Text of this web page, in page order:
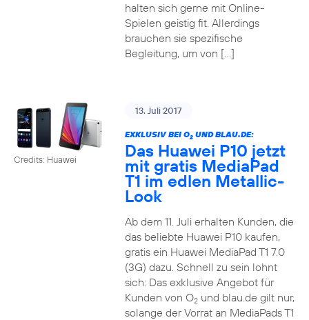
halten sich gerne mit Online-
Spielen geistig fit. Allerdings
brauchen sie spezifische
Begleitung, um von […]
Credits: Huawei
13. Juli 2017
EXKLUSIV BEI O2UND BLAU.DE:
Das Huawei P10 jetzt
mit gratis MediaPad
T1 im edlen Metallic-
Look
Ab dem 11. Juli erhalten Kunden, die
das beliebte Huawei P10 kaufen,
gratis ein Huawei MediaPad T1 7.0
(3G) dazu. Schnell zu sein lohnt
sich: Das exklusive Angebot für
Kunden von O2und blau.de gilt nur,
solange der Vorrat an MediaPads T1